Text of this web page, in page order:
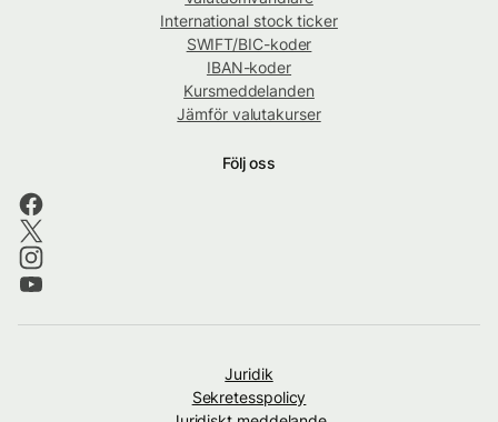
International stock ticker
SWIFT/BIC-koder
IBAN-koder
Kursmeddelanden
Jämför valutakurser
Följ oss
Juridik
Sekretesspolicy